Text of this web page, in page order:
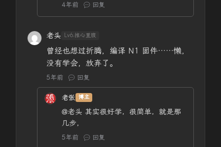
4年前 回复
老头 Lv6.推心置腹
曾经也想过折腾，编译 N1 固件……懒，
没有学会，放弃了。
5年前 回复
老张 博主
@老头 其实很好学，很简单，就是那
几步，
5年前 回复